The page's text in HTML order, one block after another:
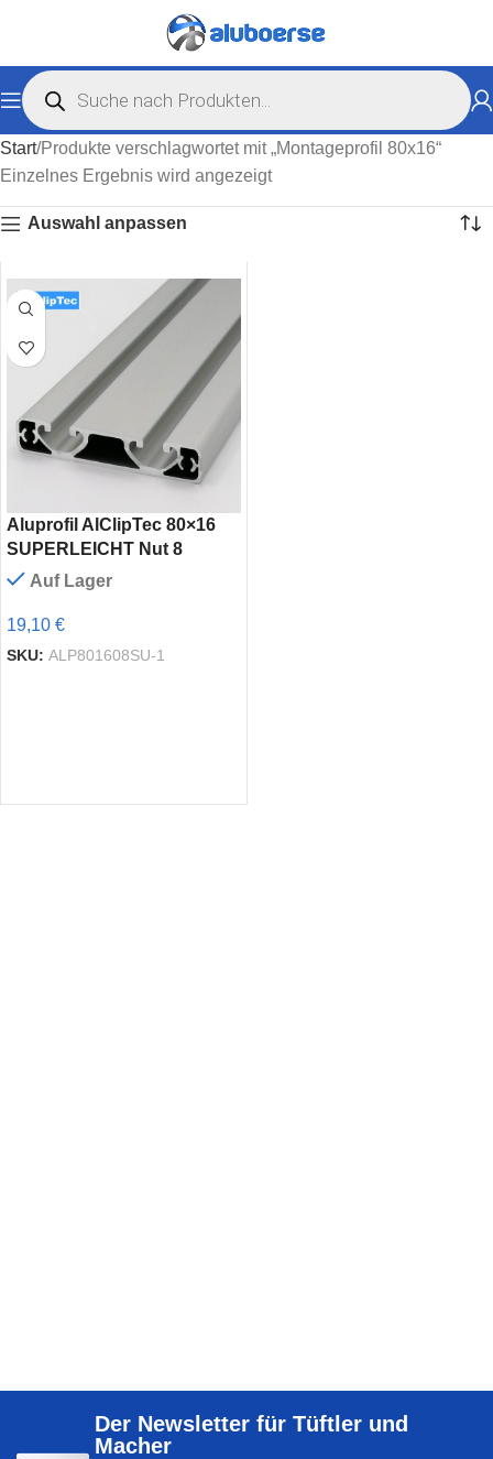
Start Produkte verschlagwortet mit „Montageprofil 80x16“
Einzelnes Ergebnis wird angezeigt
Auswahl anpassen
Aluprofil AlClipTec 80×16
SUPERLEICHT Nut 8
Auf Lager
19,10 €
SKU: ALP801608SU-1
Der Newsletter für Tüftler und
Macher